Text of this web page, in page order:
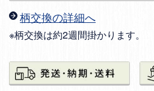
柄交換の詳細へ
※柄交換は約2週間掛かります。